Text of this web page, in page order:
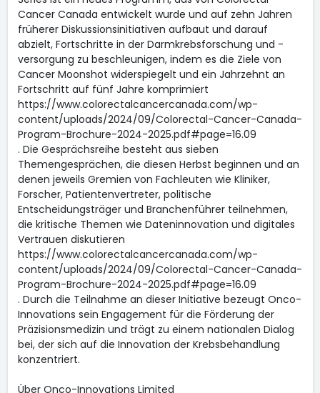
Cancer Canada entwickelt wurde und auf zehn Jahren
früherer Diskussionsinitiativen aufbaut und darauf
abzielt, Fortschritte in der Darmkrebsforschung und -
versorgung zu beschleunigen, indem es die Ziele von
Cancer Moonshot widerspiegelt und ein Jahrzehnt an
Fortschritt auf fünf Jahre komprimiert
https://www.colorectalcancercanada.com/wp-
content/uploads/2024/09/Colorectal-Cancer-Canada-
Program-Brochure-2024-2025.pdf#page=16.09
. Die Gesprächsreihe besteht aus sieben
Themengesprächen, die diesen Herbst beginnen und an
denen jeweils Gremien von Fachleuten wie Kliniker,
Forscher, Patientenvertreter, politische
Entscheidungsträger und Branchenführer teilnehmen,
die kritische Themen wie Dateninnovation und digitales
Vertrauen diskutieren
https://www.colorectalcancercanada.com/wp-
content/uploads/2024/09/Colorectal-Cancer-Canada-
Program-Brochure-2024-2025.pdf#page=16.09
. Durch die Teilnahme an dieser Initiative bezeugt Onco-
Innovations sein Engagement für die Förderung der
Präzisionsmedizin und trägt zu einem nationalen Dialog
bei, der sich auf die Innovation der Krebsbehandlung
konzentriert.
Über Onco-Innovations Limited